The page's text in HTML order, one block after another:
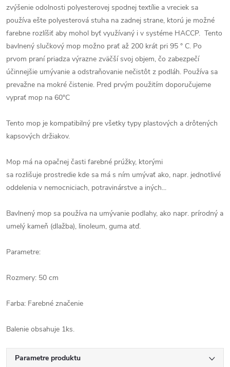
zvýšenie odolnosti polyesterovej spodnej textílie a vreciek sa
používa ešte polyesterová stuha na zadnej strane, ktorú je možné
farebne rozlíšiť aby mohol byť využívaný i v systéme HACCP. Tento
bavlnený slučkový mop možno prať až 200 krát pri 95 ° C. Po
prvom praní priadza výrazne zväčší svoj objem, čo zabezpečí
účinnejšie umývanie a odstraňovanie nečistôt z podláh. Používa sa
prevažne na mokré čistenie. Pred prvým použitím doporučujeme
vyprať mop na 60°C
Tento mop je kompatibilný pre všetky typy plastových a drôtených
kapsových držiakov.
Mop má na opačnej časti farebné prúžky, ktorými
sa rozlišuje prostredie kde sa má s ním umývať ako, napr. jednotlivé
oddelenia v nemocniciach, potravinárstve a iných...
Bavlnený mop sa používa na umývanie podlahy, ako napr. prírodný a
umelý kameň (dlažba), linoleum, guma atď.
Parametre:
Rozmery: 50 cm
Farba: Farebné značenie
Balenie obsahuje 1ks.
Parametre produktu